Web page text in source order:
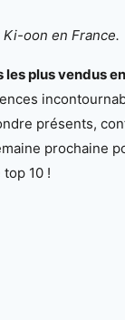
oon en France.
plus vendus
présents,
prochaine
10 !